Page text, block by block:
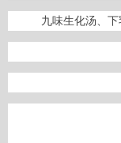
九味生化汤、